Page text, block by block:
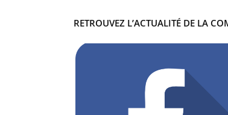
RETROUVEZ L’ACTUALITÉ DE LA